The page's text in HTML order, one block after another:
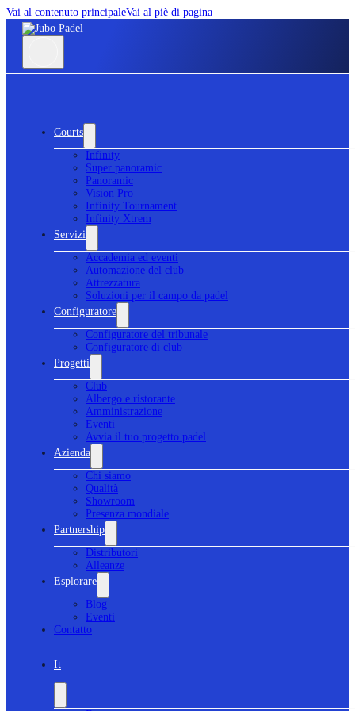
Vai al contenuto principaleVai al piè di pagina
Courts
Infinity
Super panoramic
Panoramic
Vision Pro
Infinity Tournament
Infinity Xtrem
Servizi
Accademia ed eventi
Automazione del club
Attrezzatura
Soluzioni per il campo da padel
Configuratore
Configuratore del tribunale
Configuratore di club
Progetti
Club
Albergo e ristorante
Amministrazione
Eventi
Avvia il tuo progetto padel
Azienda
Chi siamo
Qualità
Showroom
Presenza mondiale
Partnership
Distributori
Alleanze
Esplorare
Blog
Eventi
Contatto
It